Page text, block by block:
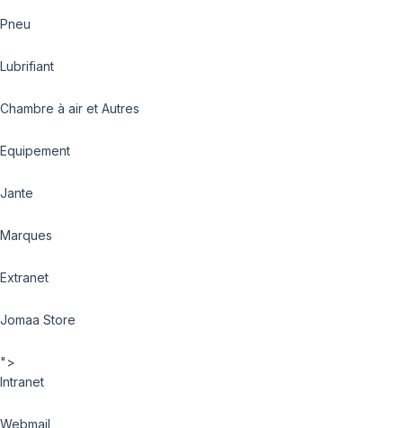
Pneu
Lubrifiant
Chambre à air et Autres
Equipement
Jante
Marques
Extranet
Jomaa Store
">
Intranet
Webmail